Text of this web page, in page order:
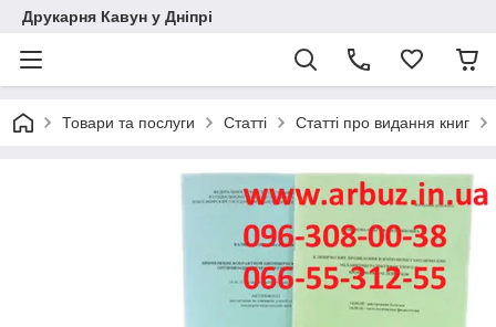
Друкарня Кавун у Дніпрі
Товари та послуги Статті Статті про видання книг